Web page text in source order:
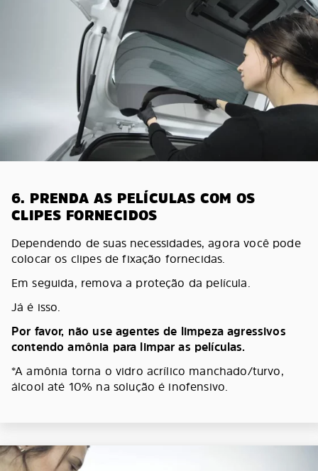
6. PRENDA AS PELÍCULAS COM OS
CLIPES FORNECIDOS
Dependendo de suas necessidades, agora você pode
colocar os clipes de fixação fornecidas.
Em seguida, remova a proteção da película.
Já é isso.
Por favor, não use agentes de limpeza agressivos
contendo amônia para limpar as películas.
*A amônia torna o vidro acrílico manchado/turvo,
álcool até 10% na solução é inofensivo.